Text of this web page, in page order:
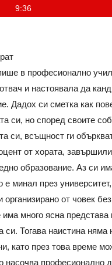
9:36
в професионално
и настоявала да
Дадох си сметка как
си, но според своите
си, всъщност ги
от хората,
образование. Аз си
минал през
от човек
много ясна представа
си. Тогава наистина
като през това време
насочва професионално